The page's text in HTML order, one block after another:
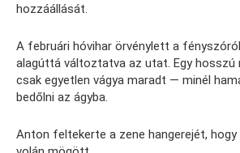
hozzáállását.
A februári hóvihar örvénylett a
alagúttá változtatva az utat. Egy hosszú
csak egyetlen vágya maradt — minél
bedőlni az ágyba.
Anton feltekerte a zene hangerejét, hogy